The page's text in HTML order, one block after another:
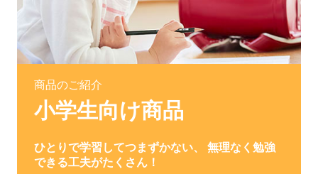
商品のご紹介
小学生向け商品
ひとりで学習してつまずかない、 無理なく勉強
できる工夫がたくさん！